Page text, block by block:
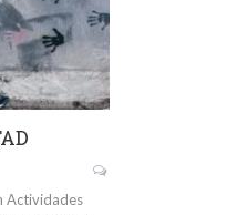
Actividades